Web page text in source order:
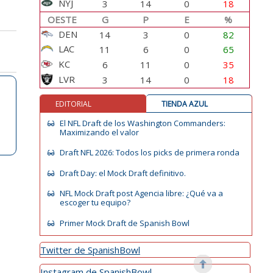
NYJ 3 14 0
18
OESTE
G P E
%
DEN
14 3 0
82
LAC
11 6 0
65
KC
6 11 0
35
LVR
3 14 0 18
EDITORIAL TIENDA AZUL
El NFL Draft de los Washington Commanders:
Maximizando el valor
Draft NFL 2026: Todos los picks de primera ronda
Draft Day: el Mock Draft definitivo.
NFL Mock Draft post Agencia libre: ¿Qué va a
escoger tu equipo?
Primer Mock Draft de Spanish Bowl
Twitter de SpanishBowl